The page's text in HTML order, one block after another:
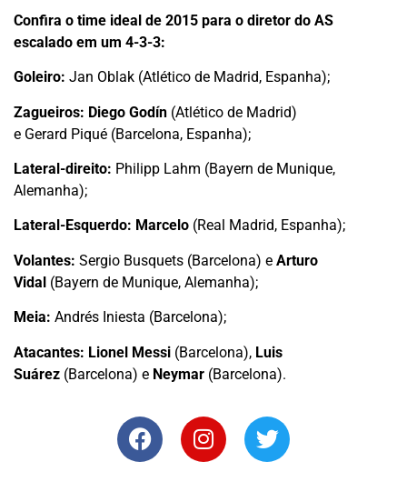
Confira o time ideal de 2015 para o diretor do AS
escalado em um 4-3-3:
Goleiro: Jan Oblak (Atlético de Madrid, Espanha);
Zagueiros: Diego Godín (Atlético de Madrid)
e Gerard Piqué (Barcelona, Espanha);
Lateral-direito: Philipp Lahm (Bayern de Munique,
Alemanha);
Lateral-Esquerdo: Marcelo (Real Madrid, Espanha);
Volantes: Sergio Busquets (Barcelona) e Arturo
Vidal (Bayern de Munique, Alemanha);
Meia: Andrés Iniesta (Barcelona);
Atacantes: Lionel Messi (Barcelona), Luis
Suárez (Barcelona) e Neymar (Barcelona).